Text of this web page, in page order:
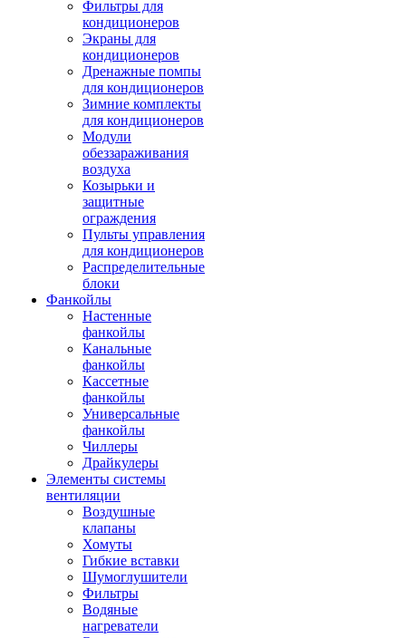
Фильтры для
кондиционеров
Экраны для
кондиционеров
Дренажные помпы
для кондиционеров
Зимние комплекты
для кондиционеров
Модули
обеззараживания
воздуха
Козырьки и
защитные
ограждения
Пульты управления
для кондиционеров
Распределительные
блоки
Фанкойлы
Настенные
фанкойлы
Канальные
фанкойлы
Кассетные
фанкойлы
Универсальные
фанкойлы
Чиллеры
Драйкулеры
Элементы системы
вентиляции
Воздушные
клапаны
Хомуты
Гибкие вставки
Шумоглушители
Фильтры
Водяные
нагреватели